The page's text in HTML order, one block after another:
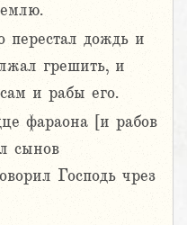
перестал дождь и
грешить, и
и рабы его.
фараона [и рабов
сынов
Господь чрез